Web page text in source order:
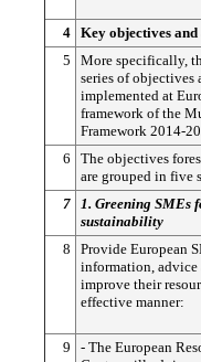
4 Key objectives and
5
More specifically,
series of
implemented at
framework of the
Framework 2014-
6
The objectives
are grouped in five
7 1. Greening SMEs
sustainability
8
Provide European
information, advice
improve their
effective manner:
9
- The European